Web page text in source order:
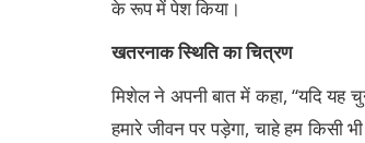
के रूप में पेश किया।
खतरनाक स्थिति का चित्रण
मिशेल ने अपनी बात में कहा, “यदि यह
हमारे जीवन पर पड़ेगा, चाहे हम